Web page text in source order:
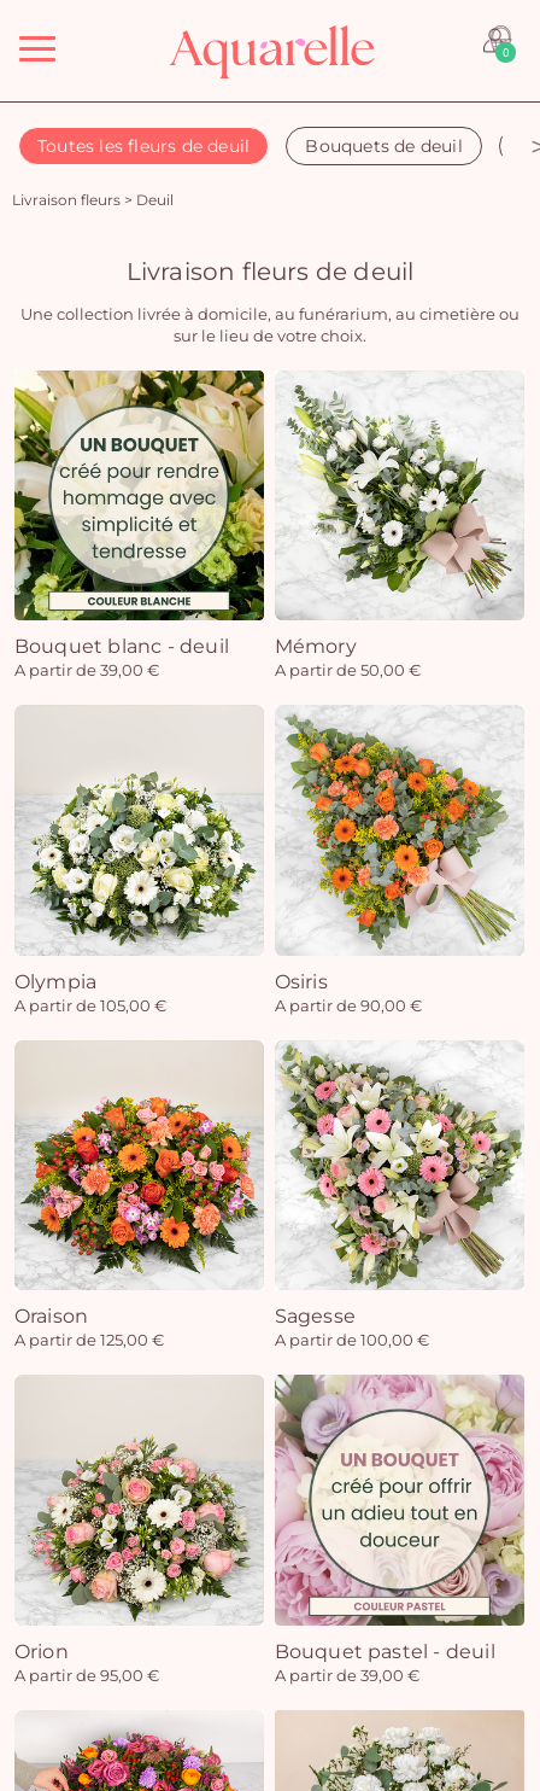
Menu 0
Toutes les fleurs de deuil Bouquets de deuil
Livraison fleurs > Deuil
Livraison fleurs de deuil
Une collection livrée à domicile, au funérarium, au cimetière ou
sur le lieu de votre choix.
Bouquet blanc - deuil
A partir de 39,00 €
Mémory
A partir de 50,00 €
Olympia
A partir de 105,00 €
Osiris
A partir de 90,00 €
Oraison
A partir de 125,00 €
Sagesse
A partir de 100,00 €
Orion
A partir de 95,00 €
Bouquet pastel - deuil
A partir de 39,00 €